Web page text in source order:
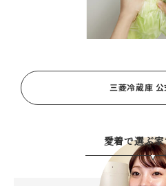
三菱冷蔵庫 公
愛着で選ぶ